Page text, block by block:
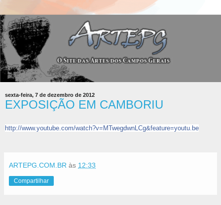
sexta-feira, 7 de dezembro de 2012
EXPOSIÇÃO EM CAMBORIU
http://www.youtube.com/watch?v=MTwegdwnLCg&feature=youtu.be
ARTEPG.COM.BR às 12:33
Compartilhar